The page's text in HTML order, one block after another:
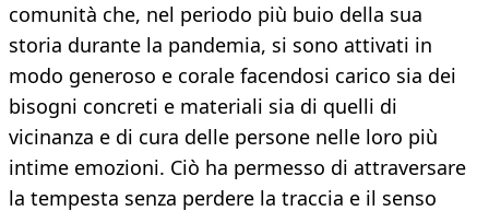
comunità che, nel periodo più buio della sua
storia durante la pandemia, si sono attivati in
modo generoso e corale facendosi carico sia dei
bisogni concreti e materiali sia di quelli di
vicinanza e di cura delle persone nelle loro più
intime emozioni. Ciò ha permesso di attraversare
la tempesta senza perdere la traccia e il senso